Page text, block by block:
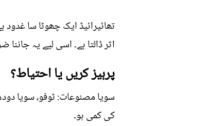
تھائیرائیڈ ایک چھوٹا سا
اثر ڈالتا ہے۔ اسی لیے یہ
پرہیز کریں یا احتیاط؟
سویا مصنوعات: ٹوفو، سویا
کی کمی ہو۔